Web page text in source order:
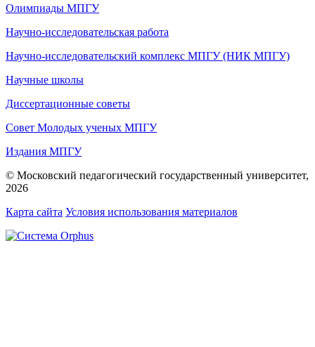
Олимпиады МПГУ
Научно-исследовательская работа
Научно-исследовательский комплекс МПГУ (НИК МПГУ)
Научные школы
Диссертационные советы
Совет Молодых ученых МПГУ
Издания МПГУ
© Московский педагогический государственный университет,
2026
Карта сайта Условия использования материалов